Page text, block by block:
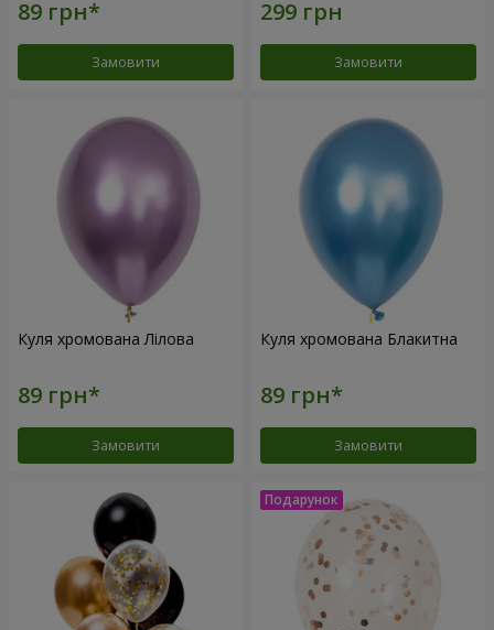
Замовити Замовити
Куля хромована Лілова
Замовити
Куля хромована Блакитна
Замовити